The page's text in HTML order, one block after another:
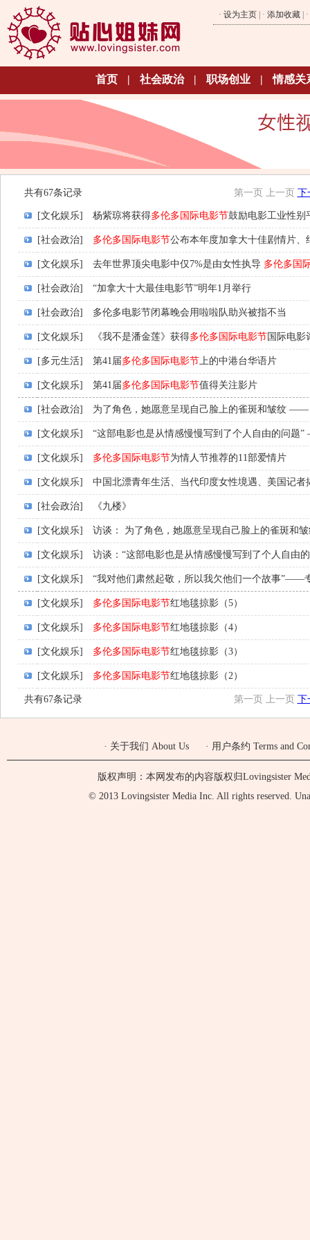
· 设为主页 | · 添加收藏 | ·
首页 | 社会政治 | 职场创业 | 情感关
共有67条记录 第一页 上一页 下
[文化娱乐] 杨紫琼将获得多伦多国际电影节鼓励电影工业性别
[社会政治] 多伦多国际电影节公布本年度加拿大十佳剧情片、
[文化娱乐] 去年世界顶尖电影中仅7%是由女性执导 多伦多国
[社会政治] “加拿大十大最佳电影节”明年1月举行
[社会政治] 多伦多电影节闭幕晚会用啦啦队助兴被指不当
[文化娱乐] 《我不是潘金莲》获得多伦多国际电影节 国际电影
[多元生活] 第41届多伦多国际电影节上的中港台华语片
[文化娱乐] 第41届多伦多国际电影节值得关注影片
[社会政治] 为了角色，她愿意呈现自己脸上的雀斑和皱纹 ——
[文化娱乐] “这部电影也是从情感慢慢写到了个人自由的问题
[文化娱乐] 多伦多国际电影节为情人节推荐的11部爱情片
[文化娱乐] 中国北漂青年生活、当代印度女性境遇、美国记者
[社会政治] 《九楼》
[文化娱乐] 访谈： 为了角色，她愿意呈现自己脸上的雀斑和
[文化娱乐] 访谈：“这部电影也是从情感慢慢写到了个人自由
[文化娱乐] “我对他们肃然起敬，所以我欠他们一个故事”——
[文化娱乐] 多伦多国际电影节红地毯掠影（5）
[文化娱乐] 多伦多国际电影节红地毯掠影（4）
[文化娱乐] 多伦多国际电影节红地毯掠影（3）
[文化娱乐] 多伦多国际电影节红地毯掠影（2）
共有67条记录 第一页 上一页 下
· 关于我们 About Us · 用户条约 Terms and
版权声明：本网发布的内容版权归Lovingsister
© 2013 Lovingsister Media Inc. All rights reserved.